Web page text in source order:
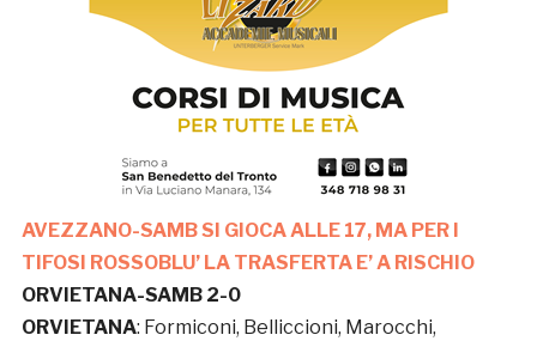
AVEZZANO-SAMB SI GIOCA ALLE 17, MA PER I
TIFOSI ROSSOBLU’ LA TRASFERTA E’ A RISCHIO
ORVIETANA-SAMB 2-0
ORVIETANA: Formiconi, Belliccioni, Marocchi,